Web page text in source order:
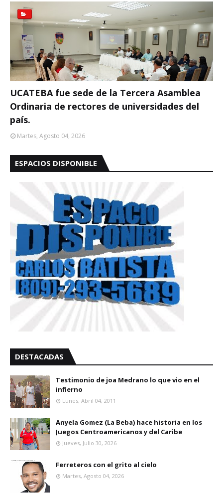
UCATEBA fue sede de la Tercera Asamblea
Ordinaria de rectores de universidades del
país.
Martes, Agosto 04, 2026
ESPACIOS DISPONIBLE
DESTACADAS
Testimonio de joa Medrano lo que vio en el
infierno
Lunes, Abril 04, 2011
Anyela Gomez (La Beba) hace historia en los
Juegos Centroamericanos y del Caribe
Jueves, Julio 30, 2026
Ferreteros con el grito al cielo
Martes, Agosto 04, 2026